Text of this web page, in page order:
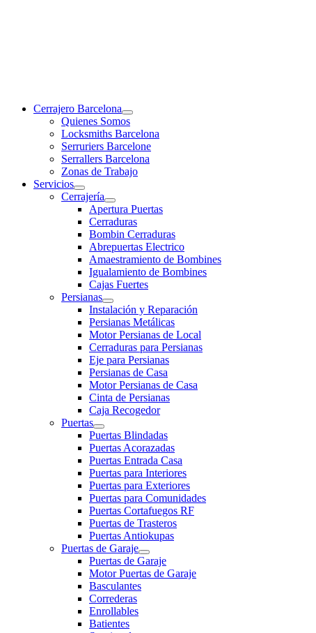
Cerrajero Barcelona
Quienes Somos
Locksmiths Barcelona
Serruriers Barcelone
Serrallers Barcelona
Zonas de Trabajo
Servicios
Cerrajería
Apertura Puertas
Cerraduras
Bombin Cerraduras
Abrepuertas Electrico
Amaestramiento de Bombines
Igualamiento de Bombines
Cajas Fuertes
Persianas
Instalación y Reparación
Persianas Metálicas
Motor Persianas de Local
Cerraduras para Persianas
Eje para Persianas
Persianas de Casa
Motor Persianas de Casa
Cinta de Persianas
Caja Recogedor
Puertas
Puertas Blindadas
Puertas Acorazadas
Puertas Entrada Casa
Puertas para Interiores
Puertas para Exteriores
Puertas para Comunidades
Puertas Cortafuegos RF
Puertas de Trasteros
Puertas Antiokupas
Puertas de Garaje
Puertas de Garaje
Motor Puertas de Garaje
Basculantes
Correderas
Enrollables
Batientes